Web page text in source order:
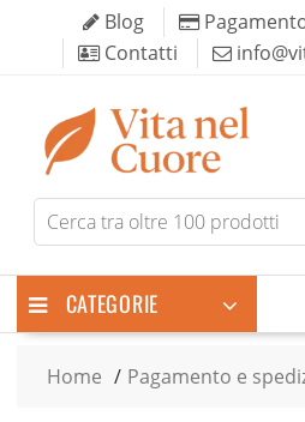
content
Blog
Contatti
Search
for
CATEGORIE
Home Pagamento e